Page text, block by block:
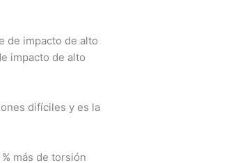
de impacto de alto
impacto de alto
difíciles y es la
más de torsión